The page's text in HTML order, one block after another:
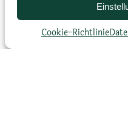
Cookie-Richtlinie